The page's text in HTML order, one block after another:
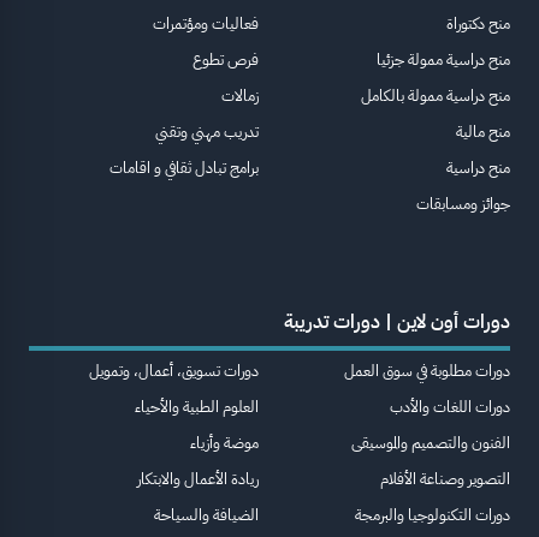
منح دكتوراة
منح دراسية ممولة جزئيا
منح دراسية ممولة بالكامل
منح مالية
منح دراسية
جوائز ومسابقات
فعاليات ومؤتمرات
فرص تطوع
زمالات
تدريب مهني وتقني
برامج تبادل ثقافي و اقامات
دورات أون لاين | دورات تدريبة
دورات مطلوبة في سوق العمل
دورات اللغات والأدب
الفنون والتصميم والموسيقى
التصوير وصناعة الأفلام
دورات التكنولوجيا والبرمجة
دورات تسويق، أعمال، وتمويل
العلوم الطبية والأحياء
موضة وأزياء
ريادة الأعمال والابتكار
الضيافة والسياحة